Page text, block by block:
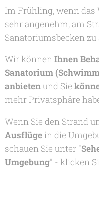
Im Frühling, wenn das
sehr angenehm, am
Sanatoriumsbecken
Wir könnenIhnen
Sanatorium
anbietenund Sie
mehr Privatsphäre
Wenn Sie den Strand
Ausflügein die
schauen Sie unter "
Umgebung" - klicken